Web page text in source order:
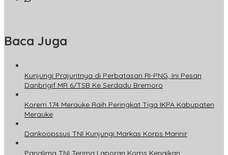
Baca Juga
Kunjungi Prajuritnya di Perbatasan RI-PNG, Ini Pesan
Danbrigif MR 6/TSB Ke Serdadu Bremoro
Korem 174 Merauke Raih Peringkat Tiga IKPA Kabupaten
Merauke
Dankoopssus TNI Kunjungi Markas Korps Marinir
Panglima TNI Terima Laporan Korps Kenaikan